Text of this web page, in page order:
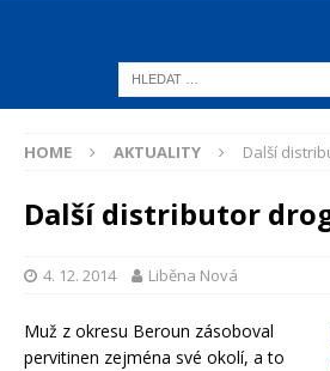
HOME AKTUALITY Další
Další distributor
4. 12. 2014 Liběna Nová
Muž z okresu Beroun zásoboval
pervitinen zejména své okolí, a to